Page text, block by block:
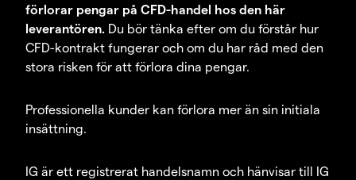
förlorar pengar på CFD-handel hos den här
leverantören. Du bör tänka efter om du förstår hur
CFD-kontrakt fungerar och om du har råd med den
stora risken för att förlora dina pengar.
Professionella kunder kan förlora mer än sin initiala
insättning.
IG är ett registrerat handelsnamn och hänvisar till IG